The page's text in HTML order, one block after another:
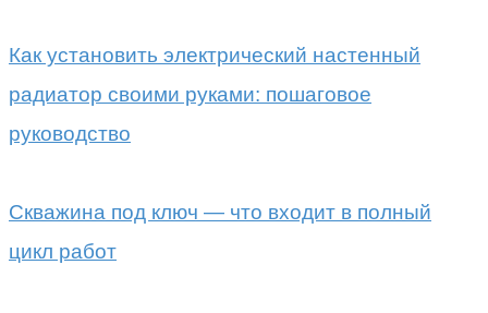
Как установить электрический настенный
радиатор своими руками: пошаговое
руководство
Скважина под ключ — что входит в полный
цикл работ